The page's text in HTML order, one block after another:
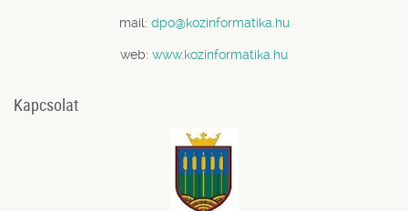
mail: dpo@kozinformatika.hu
web: www.kozinformatika.hu
Kapcsolat